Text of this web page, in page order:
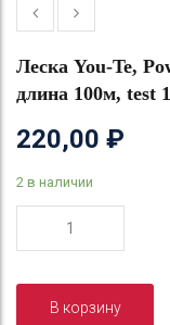
Леска You-Te,
длина 100м, test
220,00 ₽
2 в наличии
You-
В корзину